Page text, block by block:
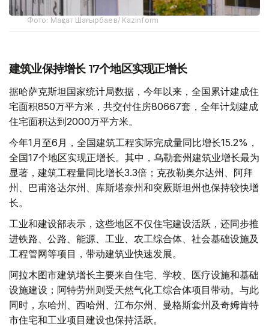
Фото: Мақсат Шағырбаев/ Kazinform
建筑业保持增长 17个地区实现正增长
据哈萨克斯坦国家统计局数据，今年以来，全国累计建成住
宅面积850万平方米，共交付住房80667套，全年计划建成
住宅面积达到2000万平方米。
今年1月至6月，全国建筑工程实际完成量同比增长15.2%，
全国17个地区实现正增长。其中，乌勒套州建筑业增长最为
显著，建筑工程量同比增长3.3倍；克孜勒奥尔达州、阿拜
州、巴甫洛达尔州、库斯塔奈州和突厥斯坦州也保持较快增
长。
工业和建设部表示，这些地区不仅住宅建设活跃，还同步推
进铁路、公路、能源、工业、农工综合体、社会基础设施及
工程管网等项目，带动建筑业快速发展。
阿拉木图市建筑增长主要来自住宅、学校、医疗设施和基础
设施建设；阿特劳州则受天然气化工综合体项目带动。与此
同时，东哈州、西哈州、江布尔州、曼格斯套州及奇姆肯特
市住宅和工业项目建设也保持活跃。